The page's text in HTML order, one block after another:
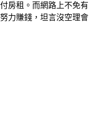
房租。而網路上不免有
力賺錢，坦言沒空理會